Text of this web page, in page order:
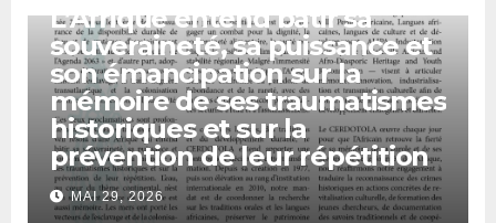
L’Afrique entend bâtir sa
souveraineté, sa puissance et
son émancipation sur la
mémoire de ses traumatismes
historiques et sur la
prévention de leur répétition
MAI 29, 2026